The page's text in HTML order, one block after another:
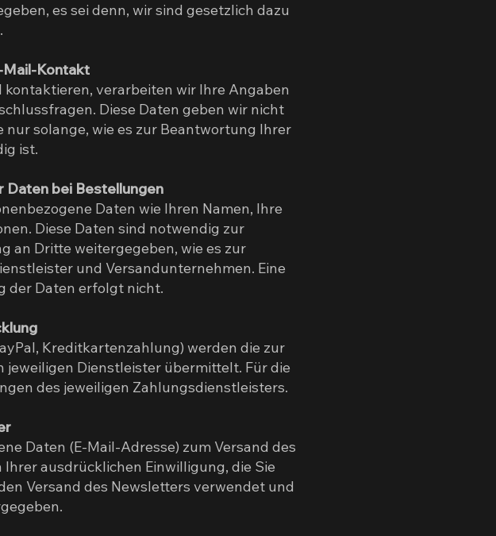
es sei denn, wir sind gesetzlich dazu
Mail-Kontakt
verarbeiten wir Ihre Angaben
Diese Daten geben wir nicht
solange, wie es zur Beantwortung Ihrer
ist.
Daten bei Bestellungen
Daten wie Ihren Namen, Ihre
Diese Daten sind notwendig zur
an Dritte weitergegeben, wie es zur
und Versandunternehmen. Eine
der Daten erfolgt nicht.
Kreditkartenzahlung) werden die zur
Dienstleister übermittelt. Für die
des jeweiligen Zahlungsdienstleisters.
Daten (E-Mail-Adresse) zum Versand des
ausdrücklichen Einwilligung, die Sie
Versand des Newsletters verwendet und